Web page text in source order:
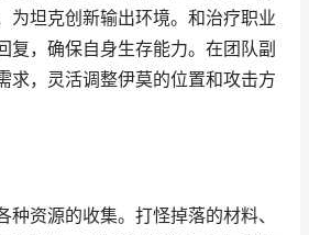
为坦克创新输出环境。和治疗职业
复，确保自身生存能力。在团队副
求，灵活调整伊莫的位置和攻击方
种资源的收集。打怪掉落的材料、